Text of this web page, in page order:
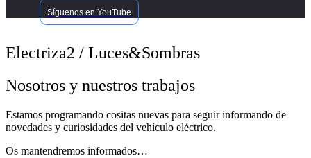
Síguenos en YouTube
Electriza2 / Luces&Sombras
Nosotros y nuestros trabajos
Estamos programando cositas nuevas para seguir informando de
novedades y curiosidades del vehículo eléctrico.
Os mantendremos informados…